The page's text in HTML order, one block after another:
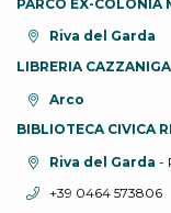
PARCO EX-COLONIA
Località:Riva del Garda
LIBRERIA CAZZANIGA
Località:Arco
BIBLIOTECA CIVICA
Località:Riva del Garda -
Telefono:
+39 0464 573806